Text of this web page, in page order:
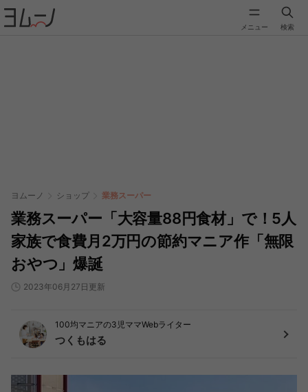
メニュー 検索
ヨムーノ ショップ 業務スーパー
業務スーパー「大容量88円食材」で！5人
家族で食費月2万円の節約マニア作「無限
おやつ」爆誕
2023年06月27日更新
100均マニアの3児ママWebライター
つくもはる